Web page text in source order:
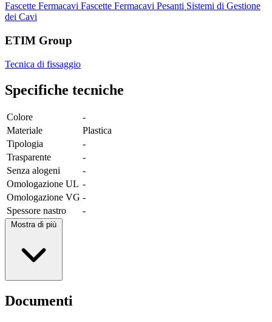
Fascette Fermacavi Fascette Fermacavi Pesanti Sistemi di Gestione
dei Cavi
ETIM Group
Tecnica di fissaggio
Specifiche tecniche
Colore
-
Materiale
Plastica
Tipologia
-
Trasparente
-
Senza alogeni
-
Omologazione UL -
Omologazione VG -
Spessore nastro
-
Mostra di più
Documenti